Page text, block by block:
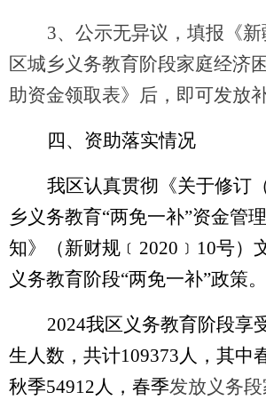
3、公示无异议，填报《
区城乡义务教育阶段家庭经济
助资金领取表》后，即可发放
四、资助落实情况
我区认真贯彻《关于修订
乡义务教育“两免一补”资金管
知》（新财规﹝2020﹞10号）
义务教育阶段“两免一补”政策。
2024我区义务教育阶段享
生人数，共计109373人，其中
秋季54912人，春季发放义务